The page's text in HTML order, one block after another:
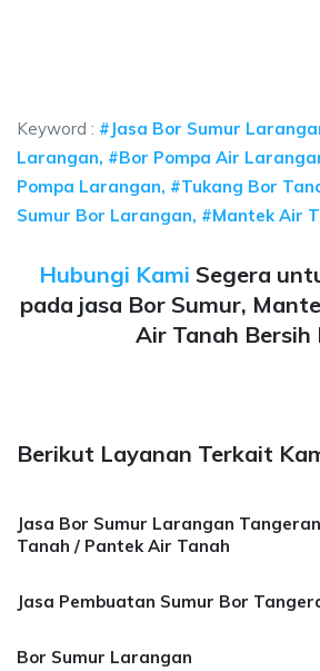
Keyword : #Jasa Bor Sumur
Larangan, #Bor Pompa Air
Pompa Larangan, #Tukang Bor
Sumur Bor Larangan, #Mantek Air
Hubungi Kami Segera
pada jasa Bor Sumur,
Air Tanah Bersih
Berikut Layanan Terkait
Jasa Bor Sumur Larangan
Tanah / Pantek Air Tanah
Jasa Pembuatan Sumur Bor
Bor Sumur Larangan